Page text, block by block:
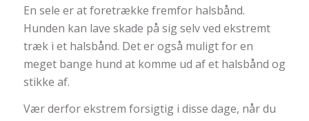
En sele er at foretrække fremfor halsbånd.
Hunden kan lave skade på sig selv ved ekstremt
træk i et halsbånd. Det er også muligt for en
meget bange hund at komme ud af et halsbånd og
stikke af.
Vær derfor ekstrem forsigtig i disse dage, når du